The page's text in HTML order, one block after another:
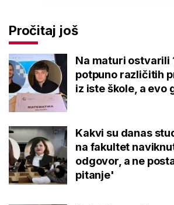
Pročitaj još
Na maturi ostvarili
potpuno različitih
iz iste škole, a evo
Kakvi su danas
na fakultet
odgovor, a ne
pitanje'